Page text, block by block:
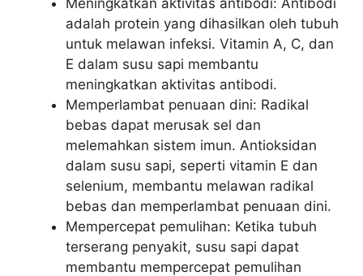
Meningkatkan aktivitas antibodi: Antibodi
adalah protein yang dihasilkan oleh tubuh
untuk melawan infeksi. Vitamin A, C, dan
E dalam susu sapi membantu
meningkatkan aktivitas antibodi.
Memperlambat penuaan dini: Radikal
bebas dapat merusak sel dan
melemahkan sistem imun. Antioksidan
dalam susu sapi, seperti vitamin E dan
selenium, membantu melawan radikal
bebas dan memperlambat penuaan dini.
Mempercepat pemulihan: Ketika tubuh
terserang penyakit, susu sapi dapat
membantu mempercepat pemulihan